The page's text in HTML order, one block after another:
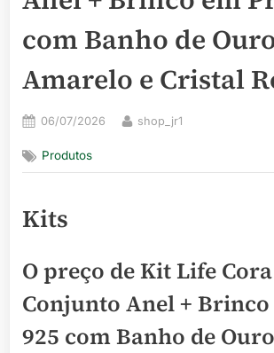
com Banho de
Amarelo e Cristal
Posted
06/07/2026 By
shop_jr1
Produtos
Kits
O preço de Kit Life
Conjunto Anel +
925 com Banho de